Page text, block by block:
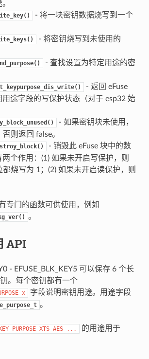
- 将一块密钥数据烧写到一个
- 将密钥烧写到未使用的
- 查找设置为特定用途的密
- 返回 eFuse
用途字段的写保护状态（对于 esp32 始
- 如果密钥块未使用，
则返回 false。
- 销毁此 eFuse 块中的数
个作用：(1) 如果未开启写保护，则
都烧写为 1；(2) 如果未开启读保护，则
专门的函数可供使用，例如
。
API
- EFUSE_BLK_KEY5 可以保存 6 个长
。每个密钥都有一个
字段说明密钥用途。用途字段
。
的用途用于